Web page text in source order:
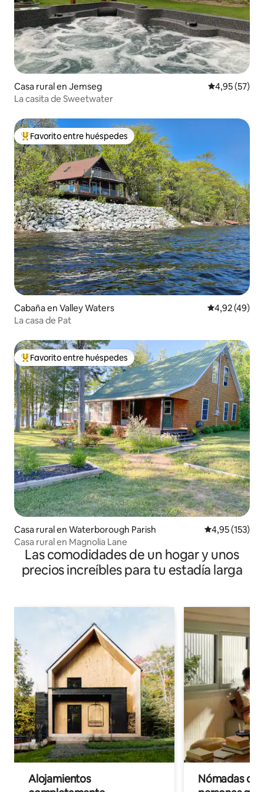
Casa rural en Jemseg Calificación
4,95 (57)
La casita de Sweetwater
Favorito entre los huéspedes más destacados
Favorito entre huéspedes
Cabaña en Valley Waters Calificación
4,92 (49)
La casa de Pat
Favorito entre los huéspedes más destacados
Favorito entre huéspedes
Casa rural en Waterborough Parish Calificación
4,95 (153)
Casa rural en Magnolia Lane
Las comodidades de un hogar y unos
precios increíbles para tu estadía larga
Alojamientos
Nómadas